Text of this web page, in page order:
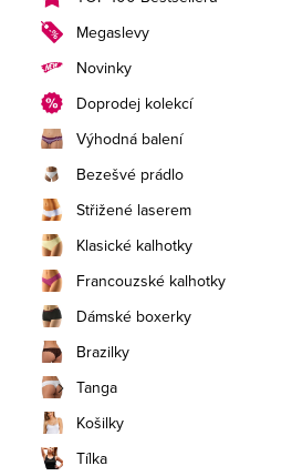
Megaslevy
Novinky
Doprodej kolekcí
Výhodná balení
Bezešvé prádlo
Střižené laserem
Klasické kalhotky
Francouzské kalhotky
Dámské boxerky
Brazilky
Tanga
Košilky
Tílka